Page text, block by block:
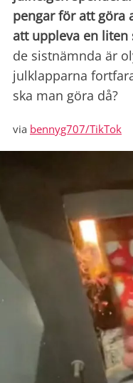
pengar för att göra
att uppleva en liten
de sistnämnda är
julklapparna
ska man göra då?
via bennyg707/TikTok